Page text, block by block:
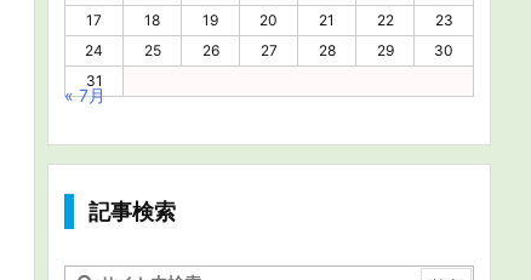
17
18 19 20 21 22
23
24
25 26 27 28 29
30
31
« 7月
記事検索